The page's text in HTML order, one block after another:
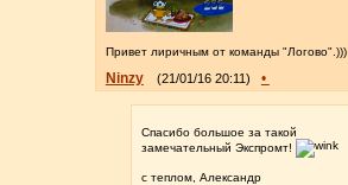
Привет лиричным от команды "Логово".)))
Ninzy (21/01/16 20:11) •
Спасибо большое за такой
замечательный Экспромт!
с теплом, Александр